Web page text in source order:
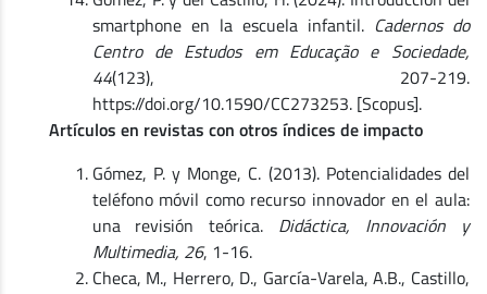
smartphone en la escuela infantil. Cadernos do
Centro de Estudos em Educação e Sociedade,
44(123), 207-219.
https://doi.org/10.1590/CC273253. [Scopus].
Artículos en revistas con otros índices de impacto
Gómez, P. y Monge, C. (2013). Potencialidades del
teléfono móvil como recurso innovador en el aula:
una revisión teórica. Didáctica, Innovación y
Multimedia, 26, 1-16.
Checa, M., Herrero, D., García-Varela, A.B., Castillo,